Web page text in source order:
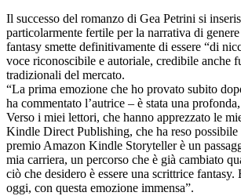
Il successo del romanzo di Gea Petrini si
particolarmente fertile per la narrativa di
fantasy smette definitivamente di essere “di
voce riconoscibile e autoriale, credibile anche
tradizionali del mercato.
“La prima emozione che ho provato subito
ha commentato l’autrice – è stata una
Verso i miei lettori, che hanno apprezzato le
Kindle Direct Publishing, che ha reso possibile
premio Amazon Kindle Storyteller è un
mia carriera, un percorso che è già cambiato
ciò che desidero è essere una scrittrice
oggi, con questa emozione immensa”.